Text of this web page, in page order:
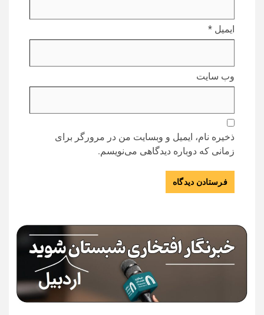
ایمیل *
وب‌ سایت
ذخیره نام، ایمیل و وبسایت من در مرورگر برای
زمانی که دوباره دیدگاهی می‌نویسم.